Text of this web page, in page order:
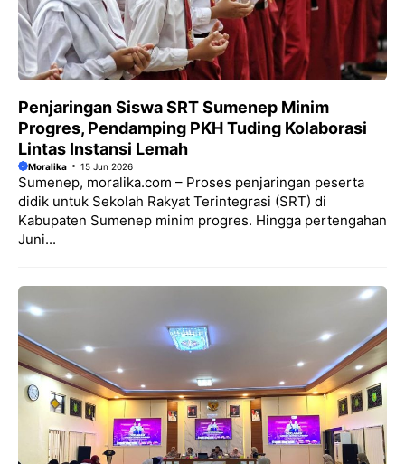
Penjaringan Siswa SRT Sumenep Minim
Progres, Pendamping PKH Tuding Kolaborasi
Lintas Instansi Lemah
Moralika 15 Jun 2026
Sumenep, moralika.com – Proses penjaringan peserta
didik untuk Sekolah Rakyat Terintegrasi (SRT) di
Kabupaten Sumenep minim progres. Hingga pertengahan
Juni...